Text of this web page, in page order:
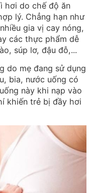
hơi do chế độ ăn
lý. Chẳng hạn như
gia vị cay nóng,
các thực phẩm dễ
súp lơ, đậu đỗ,...
do mẹ đang sử dụng
bia, nước uống có
này khi nạp vào
khiến trẻ bị đầy hơi